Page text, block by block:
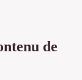
de